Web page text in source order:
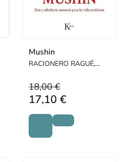
Mushin
RACIONERO RAGUÉ,
18,00 €
17,10 €